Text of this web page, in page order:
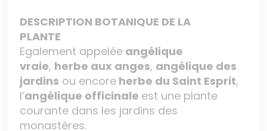
DESCRIPTION BOTANIQUE DE LA
PLANTE
Egalement appelée angélique
vraie, herbe aux anges, angélique des
jardins ou encore herbe du Saint Esprit,
l’angélique officinale est une plante
courante dans les jardins des
monastères.